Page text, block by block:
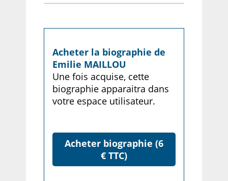
Acheter la biographie de
Emilie MAILLOU
Une fois acquise, cette
biographie apparaitra dans
votre espace utilisateur.
Acheter biographie (6
€ TTC)